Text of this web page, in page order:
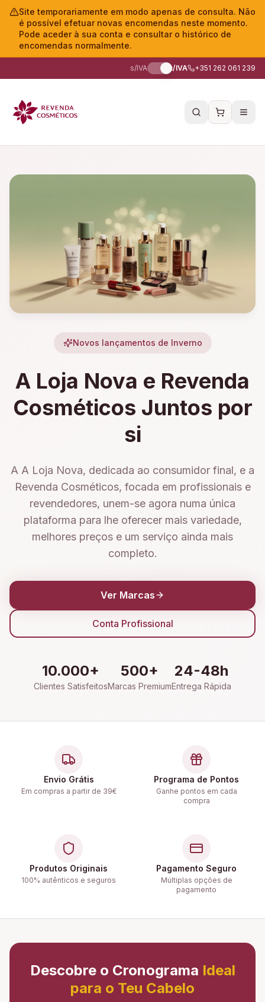
Site temporariamente em modo apenas de consulta. Não
é possível efetuar novas encomendas neste momento.
Pode aceder à sua conta e consultar o histórico de
encomendas normalmente.
s/IVA c/IVA +351 262 061 239
Novos lançamentos de Inverno
A Loja Nova e Revenda
Cosméticos Juntos por
si
A A Loja Nova, dedicada ao consumidor final, e a
Revenda Cosméticos, focada em profissionais e
revendedores, unem-se agora numa única
plataforma para lhe oferecer mais variedade,
melhores preços e um serviço ainda mais
completo.
Ver Marcas
Conta Profissional
10.000+
Clientes Satisfeitos
500+
Marcas Premium
24-48h
Entrega Rápida
Envio Grátis
Em compras a partir de 39€
Programa de Pontos
Ganhe pontos em cada
compra
Produtos Originais
100% autênticos e seguros
Pagamento Seguro
Múltiplas opções de
pagamento
Descobre o Cronograma Ideal
para o Teu Cabelo